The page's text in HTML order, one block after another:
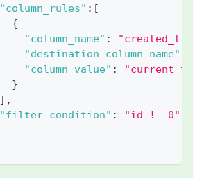
"column_rules" : [
{
"column_name" :
"destination_column_name"
"column_value" :
}
] ,
"filter_condition" : "id != 0"